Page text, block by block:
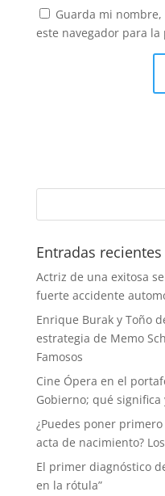
Guarda mi
este navegador para
Entradas recientes
Actriz de una exitosa
fuerte accidente
Enrique Burak y Toño
estrategia de Memo
Famosos
Cine Ópera en el
Gobierno; qué
¿Puedes poner
acta de nacimiento?
El primer diagnóstico
en la rótula”